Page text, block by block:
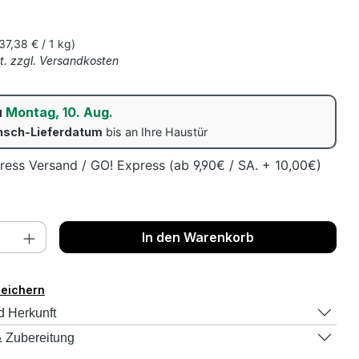
€ / 1 kg)
zzgl. Versandkosten
Montag, 10. Aug.
Lieferdatum bis an Ihre Haustür
Versand / GO! Express (ab 9,90€ / SA. + 10,00€)
Gib den gewünschten Wert
In den Warenkorb
Herkunft
Zubereitung